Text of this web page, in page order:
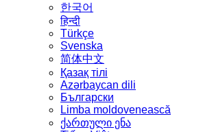
한국어
हिन्दी
Türkçe
Svenska
简体中文
Қазақ тілі
Azərbaycan dili
Български
Limba moldovenească
ქართული ენა